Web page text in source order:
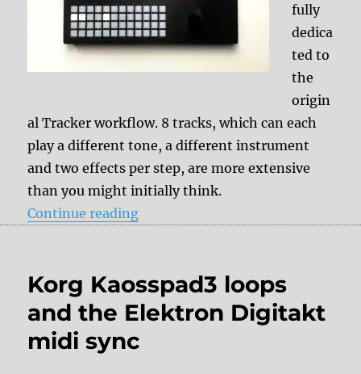
fully
dedica
ted to
the
origin
al Tracker workflow. 8 tracks, which can each
play a different tone, a different instrument
and two effects per step, are more extensive
than you might initially think.
Continue reading“Review: Polyend Tracker – A
Korg Kaosspad3 loops
and the Elektron Digitakt
midi sync